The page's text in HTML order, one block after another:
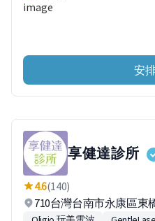
安
享健達診所
4.6(140)
710台灣台南市永康區東